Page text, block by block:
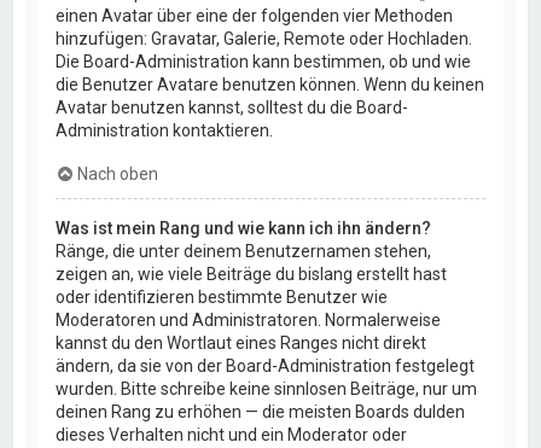
einen Avatar über eine der folgenden vier Methoden
hinzufügen: Gravatar, Galerie, Remote oder Hochladen.
Die Board-Administration kann bestimmen, ob und wie
die Benutzer Avatare benutzen können. Wenn du keinen
Avatar benutzen kannst, solltest du die Board-
Administration kontaktieren.
Nach oben
Was ist mein Rang und wie kann ich ihn ändern?
Ränge, die unter deinem Benutzernamen stehen,
zeigen an, wie viele Beiträge du bislang erstellt hast
oder identifizieren bestimmte Benutzer wie
Moderatoren und Administratoren. Normalerweise
kannst du den Wortlaut eines Ranges nicht direkt
ändern, da sie von der Board-Administration festgelegt
wurden. Bitte schreibe keine sinnlosen Beiträge, nur um
deinen Rang zu erhöhen — die meisten Boards dulden
dieses Verhalten nicht und ein Moderator oder